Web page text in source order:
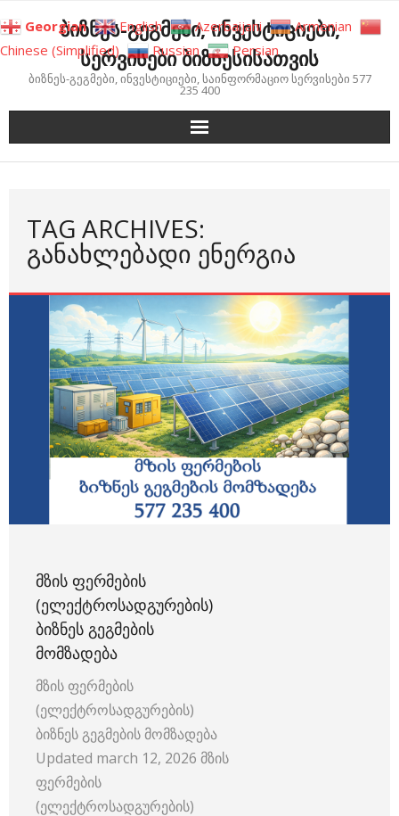
to
content
ბიზნეს-გეგმები, ინვესტიციები,
სერვისები ბიზნესისათვის
ბიზნეს-გეგმები, ინვესტიციები, საინფორმაციო სერვისები 577
235 400
TAG ARCHIVES:
ᲒᲐᲜᲐᲮᲚᲔᲑᲐᲓᲘ ᲔᲜᲔᲠᲒᲘᲐ
ᲛᲖᲘᲡ ᲤᲔᲠᲛᲔᲑᲘᲡ
(ᲔᲚᲔᲥᲢᲠᲝᲡᲐᲓᲒᲣᲠᲔᲑᲘᲡ)
ᲑᲘᲖᲜᲔᲡ ᲒᲔᲒᲛᲔᲑᲘᲡ
ᲛᲝᲛᲖᲐᲓᲔᲑᲐ
მზის ფერმების
(ელექტროსადგურების)
ბიზნეს გეგმების მომზადება
Updated march 12, 2026 მზის
ფერმების
(ელექტროსადგურების)
Georgian English Azerbaijani
Armenian
Chinese (Simplified)
Russian Persian